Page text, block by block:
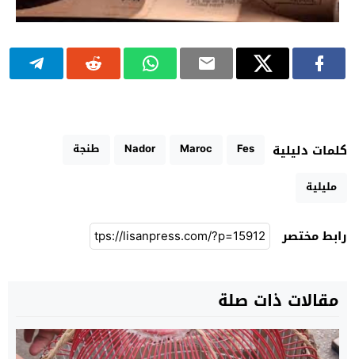
كلمات دليلية Fes
Maroc
Nador
طنجة
مليلية
رابط مختصر
مقالات ذات صلة